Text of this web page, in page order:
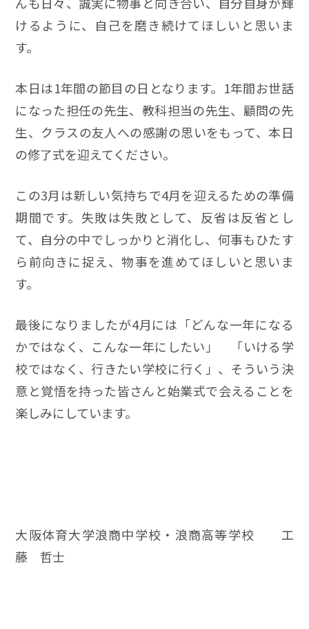
けるように、自己を磨き続けてほしいと思いま
す。
本日は1年間の節目の日となります。1年間お世話
になった担任の先生、教科担当の先生、顧問の先
生、クラスの友人への感謝の思いをもって、本日
の修了式を迎えてください。
この3月は新しい気持ちで4月を迎えるための準備
期間です。失敗は失敗として、反省は反省とし
て、自分の中でしっかりと消化し、何事もひたす
ら前向きに捉え、物事を進めてほしいと思いま
す。
最後になりましたが4月には「どんな一年になる
かではなく、こんな一年にしたい」 「いける学
校ではなく、行きたい学校に行く」、そういう決
意と覚悟を持った皆さんと始業式で会えることを
楽しみにしています。
大阪体育大学浪商中学校・浪商高等学校 工
藤 哲士